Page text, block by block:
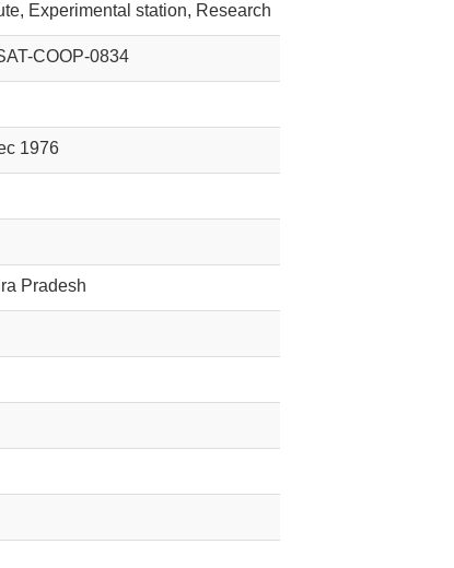
Experimental station, Research
COOP-0834
1976
Pradesh